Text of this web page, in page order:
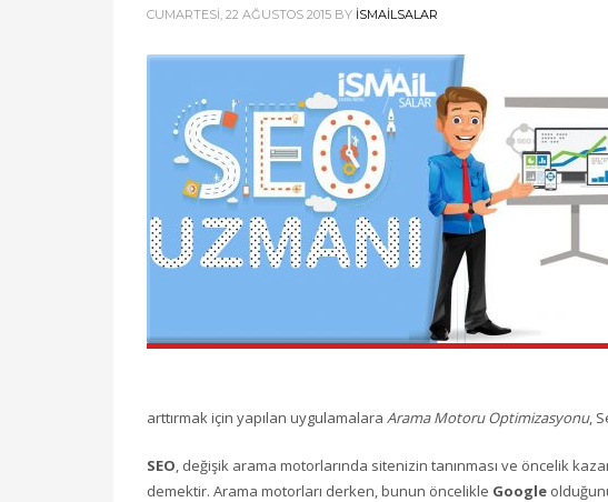
CUMARTESI, 22 AĞUSTOS 2015 BY ISMAILSALAR
arttırmak için yapılan uygulamalara Arama Motoru Optimizasyonu,
SEO, değişik arama motorlarında sitenizin tanınması ve öncelik
demektir. Arama motorları derken, bunun öncelikle Google